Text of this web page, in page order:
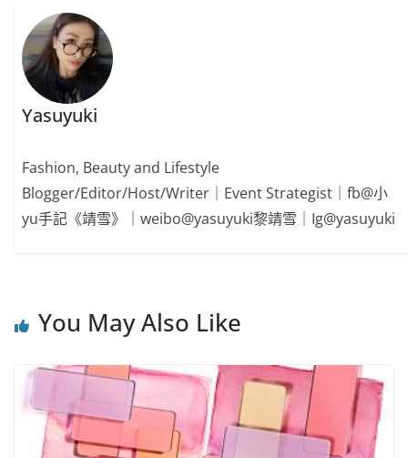
Yasuyuki
Fashion, Beauty and Lifestyle
Blogger/Editor/Host/Writer｜Event Strategist｜fb@小
yu手記《靖雪》｜weibo@yasuyuki黎靖雪｜Ig@yasuyuki
You May Also Like